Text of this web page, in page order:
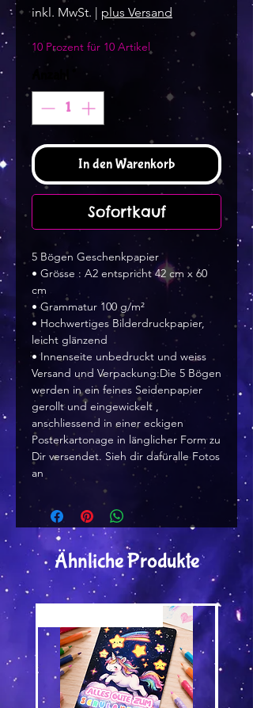
inkl. MwSt. | plus Versand
10 Prozent für 10 Artikel
Anzahl
In den Warenkorb
Sofortkauf
5 Bögen Geschenkpapier
• Grösse : A2 entspricht 42 cm x 60
cm
• Grammatur 100 g/m²
• Hochwertiges Bilderdruckpapier,
leicht glänzend
• Innenseite unbedruckt und weiss
Versand und Verpackung:Die 5 Bögen
werden in ein feines Seidenpapier
gerollt und eingewickelt ,
anschliessend in einer eckigen
Posterkartonage in länglicher Form zu
Dir versendet. Sieh dir dafüralle Fotos
an
Ähnliche Produkte